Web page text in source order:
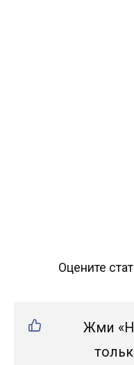
Оцените
Жми